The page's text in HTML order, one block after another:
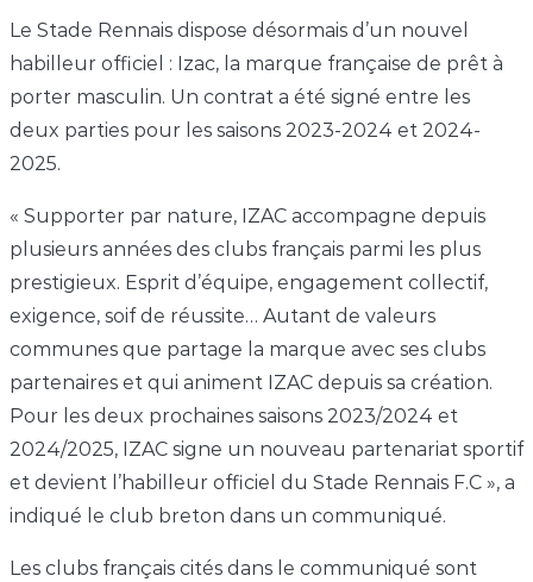
Le Stade Rennais dispose désormais d’un nouvel
habilleur officiel : Izac, la marque française de prêt à
porter masculin. Un contrat a été signé entre les
deux parties pour les saisons 2023-2024 et 2024-
2025.
« Supporter par nature, IZAC accompagne depuis
plusieurs années des clubs français parmi les plus
prestigieux. Esprit d’équipe, engagement collectif,
exigence, soif de réussite… Autant de valeurs
communes que partage la marque avec ses clubs
partenaires et qui animent IZAC depuis sa création.
Pour les deux prochaines saisons 2023/2024 et
2024/2025, IZAC signe un nouveau partenariat sportif
et devient l’habilleur officiel du Stade Rennais F.C », a
indiqué le club breton dans un communiqué.
Les clubs français cités dans le communiqué sont